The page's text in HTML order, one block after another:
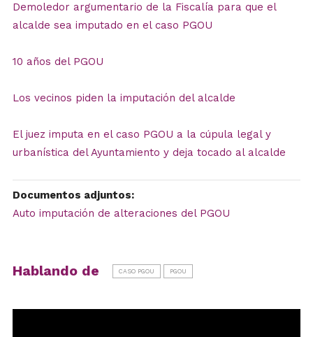
Demoledor argumentario de la Fiscalía para que el
alcalde sea imputado en el caso PGOU
10 años del PGOU
Los vecinos piden la imputación del alcalde
El juez imputa en el caso PGOU a la cúpula legal y
urbanística del Ayuntamiento y deja tocado al alcalde
Documentos adjuntos:
Auto imputación de alteraciones del PGOU
Hablando de CASO PGOU PGOU